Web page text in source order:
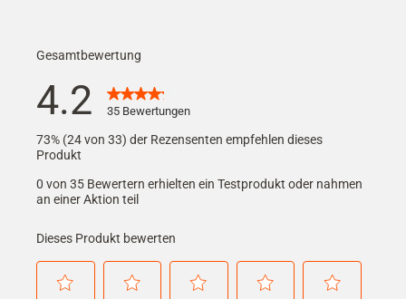
Gesamtbewertung
4.2 35 Bewertungen
73% (24 von 33) der Rezensenten empfehlen dieses
Produkt
0 von 35 Bewertern erhielten ein Testprodukt oder nahmen
an einer Aktion teil
Dieses Produkt bewerten